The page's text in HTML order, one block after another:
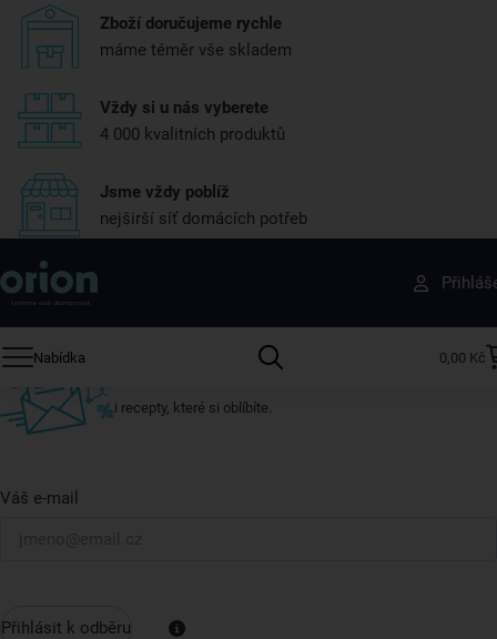
Zboží doručujeme rychle
máme téměr vše skladem
Vždy si u nás vyberete
4 000 kvalitních produktů
Jsme vždy poblíž
nejširší síť domácích potřeb
Nabídka 0,00 Kč
Získejte rady, recepty a tipy na slevy dřív než
ostatní
Přihlaste se k odběru našeho newsletteru.
i recepty, které si oblíbíte.
Váš e-mail
Přihlásit k odběru